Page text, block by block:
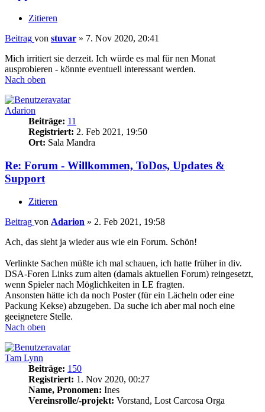
Zitieren
Beitrag von stuvar » 7. Nov 2020, 20:41
Mich irritiert sie derzeit. Ich würde es mal für nen Monat
ausprobieren - könnte eventuell interessant werden.
Nach oben
Adarion
Beiträge: 11
Registriert: 2. Feb 2021, 19:50
Ort: Sala Mandra
Re: Forum - Willkommen, ToDos, Updates &
Support
Zitieren
Beitrag von Adarion » 2. Feb 2021, 19:58
Ach, das sieht ja wieder aus wie ein Forum. Schön!
Verlinkte Sachen müßte ich mal schauen, ich hatte früher in div.
DSA-Foren Links zum alten (damals aktuellen Forum) reingesetzt,
wenn Spieler nach Möglichkeiten in LE fragten.
Ansonsten hätte ich da noch Poster (für ein Lächeln oder eine
Packung Kekse) abzugeben. Da suche ich aber mal noch eine
geeignetere Stelle.
Nach oben
Tam Lynn
Beiträge: 150
Registriert: 1. Nov 2020, 00:27
Name, Pronomen: Ines
Vereinsrolle/-projekt: Vorstand, Lost Carcosa Orga